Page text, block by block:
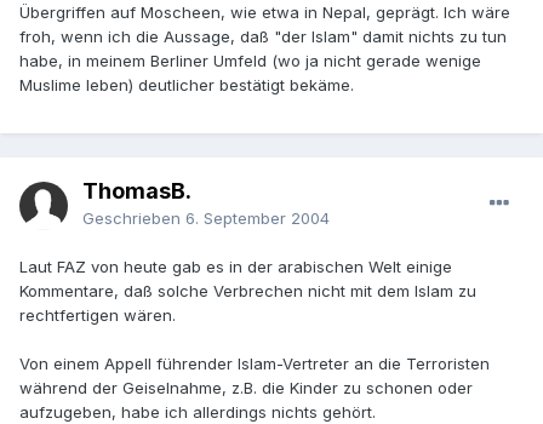
Übergriffen auf Moscheen, wie etwa in Nepal, geprägt. Ich wäre
froh, wenn ich die Aussage, daß "der Islam" damit nichts zu tun
habe, in meinem Berliner Umfeld (wo ja nicht gerade wenige
Muslime leben) deutlicher bestätigt bekäme.
ThomasB.
Geschrieben 6. September 2004
Laut FAZ von heute gab es in der arabischen Welt einige
Kommentare, daß solche Verbrechen nicht mit dem Islam zu
rechtfertigen wären.
Von einem Appell führender Islam-Vertreter an die Terroristen
während der Geiselnahme, z.B. die Kinder zu schonen oder
aufzugeben, habe ich allerdings nichts gehört.